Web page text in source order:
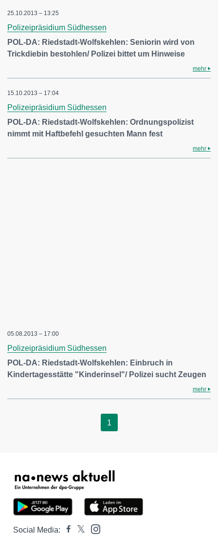
25.10.2013 – 13:25
Polizeipräsidium Südhessen
POL-DA: Riedstadt-Wolfskehlen: Seniorin wird von
Trickdiebin bestohlen/ Polizei bittet um Hinweise
mehr
15.10.2013 – 17:04
Polizeipräsidium Südhessen
POL-DA: Riedstadt-Wolfskehlen: Ordnungspolizist
nimmt mit Haftbefehl gesuchten Mann fest
mehr
05.08.2013 – 17:00
Polizeipräsidium Südhessen
POL-DA: Riedstadt-Wolfskehlen: Einbruch in
Kindertagesstätte "Kinderinsel"/ Polizei sucht Zeugen
mehr
1
Social Media: